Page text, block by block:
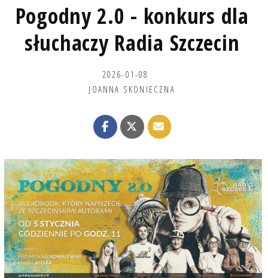
Pogodny 2.0 - konkurs dla
słuchaczy Radia Szczecin
2026-01-08
JOANNA SKONIECZNA